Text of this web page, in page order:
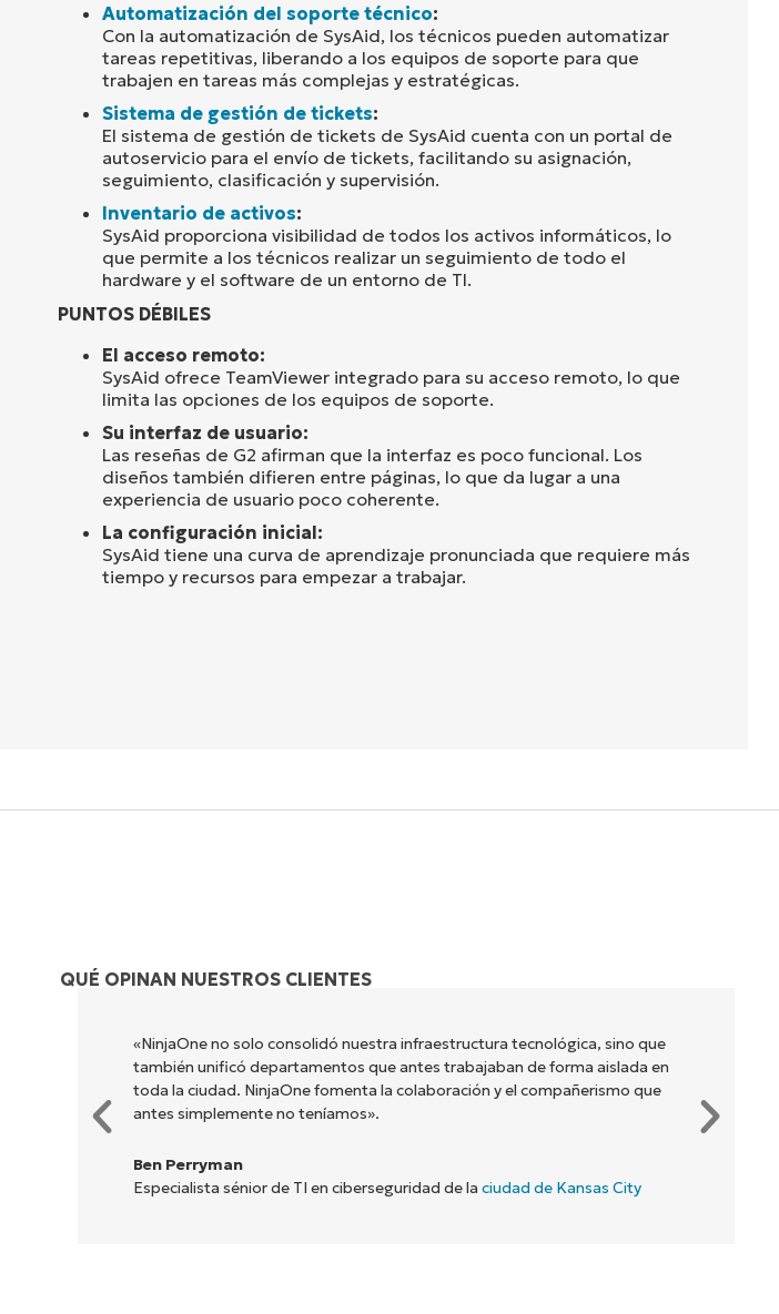
Automatización del soporte técnico:
Con la automatización de SysAid, los técnicos pueden automatizar
tareas repetitivas, liberando a los equipos de soporte para que
trabajen en tareas más complejas y estratégicas.
Sistema de gestión de tickets:
El sistema de gestión de tickets de SysAid cuenta con un portal de
autoservicio para el envío de tickets, facilitando su asignación,
seguimiento, clasificación y supervisión.
Inventario de activos:
SysAid proporciona visibilidad de todos los activos informáticos, lo
que permite a los técnicos realizar un seguimiento de todo el
hardware y el software de un entorno de TI.
PUNTOS DÉBILES
El acceso remoto:
SysAid ofrece TeamViewer integrado para su acceso remoto, lo que
limita las opciones de los equipos de soporte.
Su interfaz de usuario:
Las reseñas de G2 afirman que la interfaz es poco funcional. Los
diseños también difieren entre páginas, lo que da lugar a una
experiencia de usuario poco coherente.
La configuración inicial:
SysAid tiene una curva de aprendizaje pronunciada que requiere más
tiempo y recursos para empezar a trabajar.
QUÉ OPINAN NUESTROS CLIENTES
«NinjaOne no solo consolidó nuestra infraestructura tecnológica, sino que
también unificó departamentos que antes trabajaban de forma aislada en
toda la ciudad. NinjaOne fomenta la colaboración y el compañerismo que
antes simplemente no teníamos».
Ben Perryman
Especialista sénior de TI en ciberseguridad de la ciudad de Kansas City